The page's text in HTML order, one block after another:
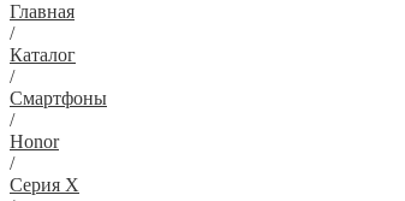
Главная
/
Каталог
/
Смартфоны
/
Honor
/
Серия X